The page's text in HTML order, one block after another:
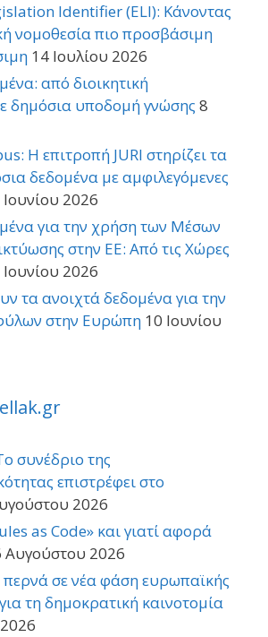
Identifier (ELI): Κάνοντας
νομοθεσία πιο προσβάσιμη
14 Ιουλίου 2026
από διοικητική
δημόσια υποδομή γνώσης 8
Η επιτροπή JURI στηρίζει τα
δεδομένα με αμφιλεγόμενες
2026
για την χρήση των Μέσων
στην ΕΕ: Από τις Χώρες
2026
τα ανοιχτά δεδομένα για την
στην Ευρώπη 10 Ιουνίου
συνέδριο της
επιστρέφει στο
2026
as Code» και γιατί αφορά
Αυγούστου 2026
σε νέα φάση ευρωπαϊκής
τη δημοκρατική καινοτομία